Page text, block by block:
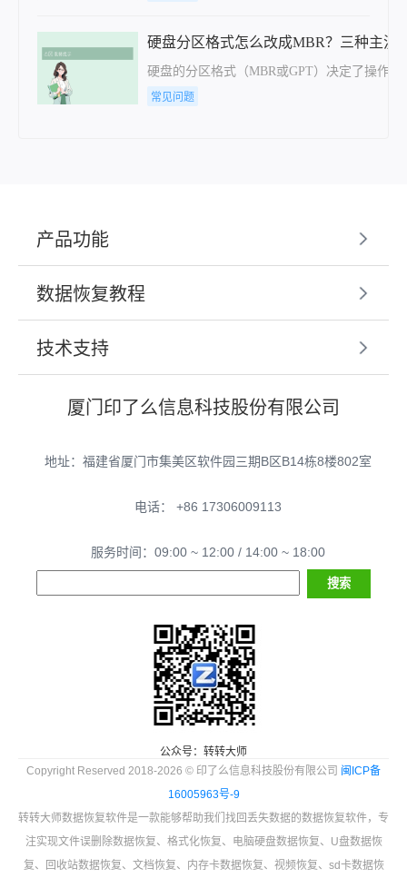
硬盘分区格式怎么改成MBR？三种主流
硬盘的分区格式（MBR或GPT）决定了操作
常见问题
产品功能
数据恢复教程
技术支持
厦门印了么信息科技股份有限公司
地址：福建省厦门市集美区软件园三期B区B14栋8楼802室
电话： +86 17306009113
服务时间：09:00 ~ 12:00 / 14:00 ~ 18:00
公众号：转转大师
Copyright Reserved 2018-2026 © 印了么信息科技股份有限公司 闽ICP备
16005963号-9
转转大师数据恢复软件是一款能够帮助我们找回丢失数据的数据恢复软件，专
注实现文件误删除数据恢复、格式化恢复、电脑硬盘数据恢复、U盘数据恢
复、回收站数据恢复、文档恢复、内存卡数据恢复、视频恢复、sd卡数据恢